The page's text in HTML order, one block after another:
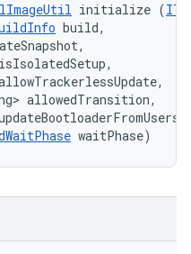
initialize (
build,
allowedTransition,
waitPhase)